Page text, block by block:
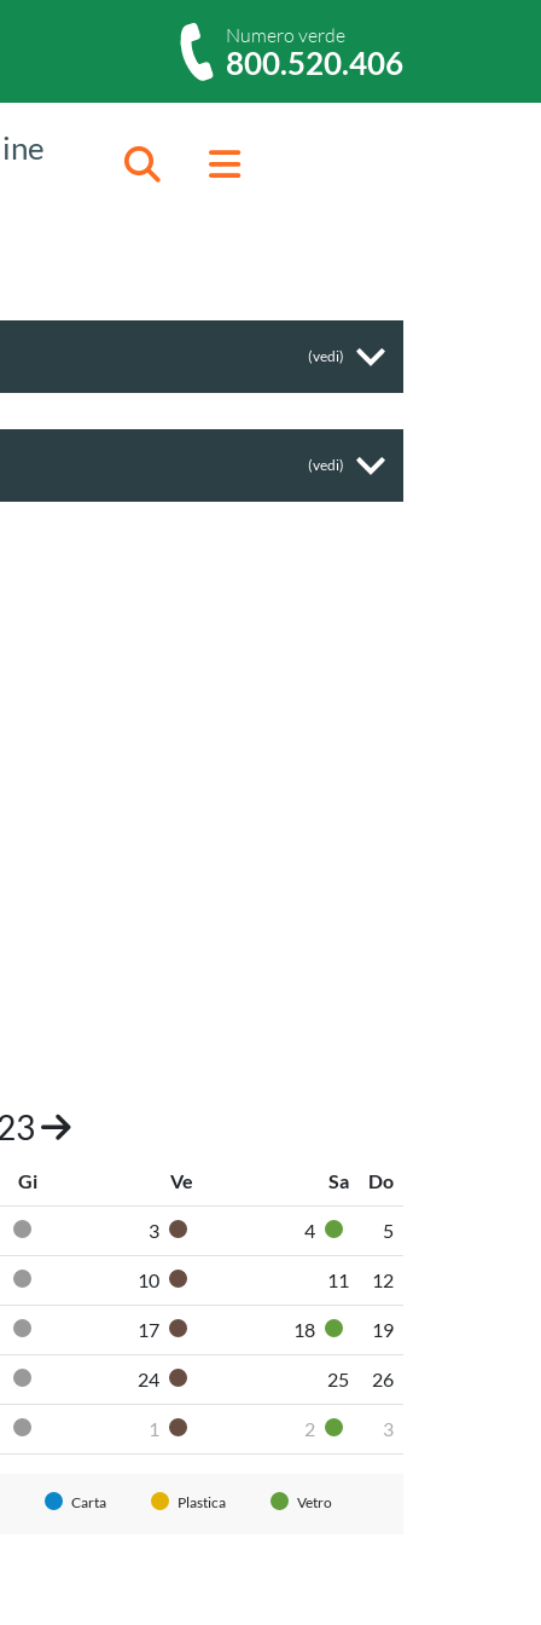
Numero verde
800.520.406
CercaMenu
(vedi)
(vedi)
Gi Ve Sa Do
pannoloni
Secco non riciclabile
3 Organico umido
4 Vetro5
pannoloni
Secco non riciclabile
10 Organico umido 11 12
pannoloni
Secco non riciclabile
17 Organico umido
18 Vetro
19
pannoloni
Secco non riciclabile
24 Organico umido 25 26
pannoloni
Secco non riciclabile
1 Organico umido
2 Vetro3
Carta Plastica Vetro